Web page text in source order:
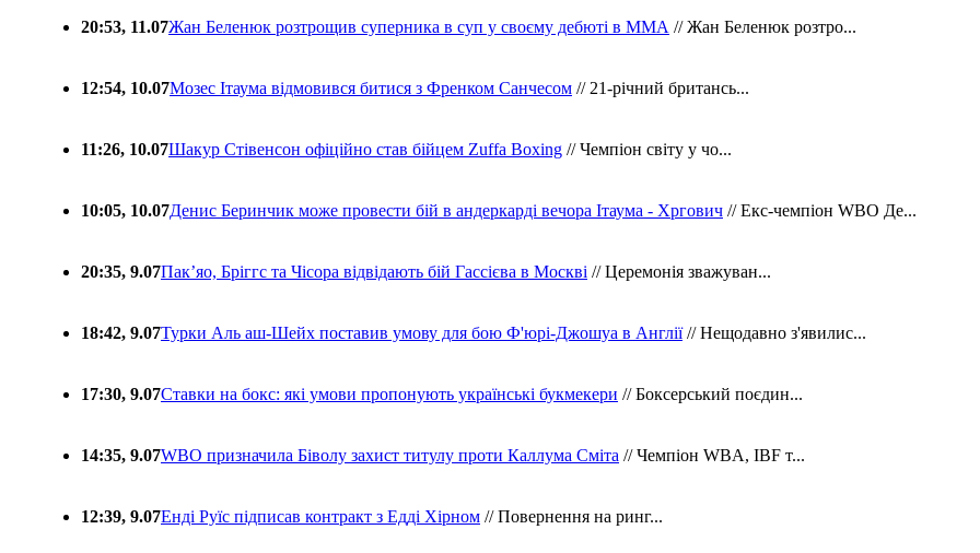
20:53, 11.07Жан Беленюк розтрощив суперника в суп у своєму дебюті в ММА // Жан Беленюк розтро...
12:54, 10.07Мозес Ітаума відмовився битися з Френком Санчесом // 21-річний британсь...
11:26, 10.07Шакур Стівенсон офіційно став бійцем Zuffa Boxing // Чемпіон світу у чо...
10:05, 10.07Денис Беринчик може провести бій в андеркарді вечора Ітаума - Хргович // Екс-чемпіон WBO Де...
20:35, 9.07Пакʼяо, Бріггс та Чісора відвідають бій Гассієва в Москві // Церемонія зважуван...
18:42, 9.07Турки Аль аш-Шейх поставив умову для бою Ф'юрі-Джошуа в Англії// Нещодавно з'явилис...
17:30, 9.07Ставки на бокс: які умови пропонують українські букмекери // Боксерський поєдин...
14:35, 9.07WBO призначила Біволу захист титулу проти Каллума Сміта // Чемпіон WBA, IBF т...
12:39, 9.07Енді Руїс підписав контракт з Едді Хірном // Повернення на ринг...